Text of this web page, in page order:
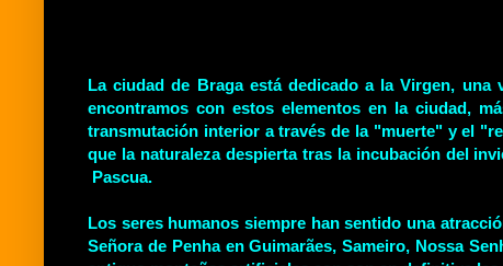
La ciudad de Braga está dedicado a la Virgen,
encontramos con estos elementos en la ciudad,
transmutación interior a través de la "muerte" y el
que la naturaleza despierta tras la incubación del
Pascua.
Los seres humanos siempre han sentido una
Señora de Penha en Guimarães, Sameiro, Nossa